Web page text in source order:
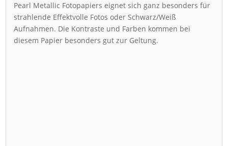
Pearl Metallic Fotopapiers eignet sich ganz besonders für
strahlende Effektvolle Fotos oder Schwarz/Weiß
Aufnahmen. Die Kontraste und Farben kommen bei
diesem Papier besonders gut zur Geltung.